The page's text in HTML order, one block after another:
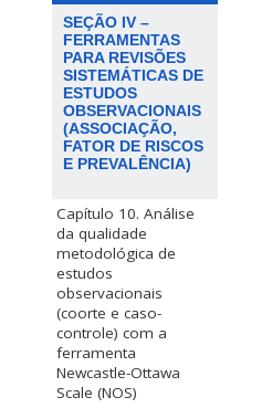
SEÇÃO IV –
FERRAMENTAS
PARA REVISÕES
SISTEMÁTICAS DE
ESTUDOS
OBSERVACIONAIS
(ASSOCIAÇÃO,
FATOR DE RISCOS
E PREVALÊNCIA)
Capítulo 10. Análise
da qualidade
metodológica de
estudos
observacionais
(coorte e caso-
controle) com a
ferramenta
Newcastle-Ottawa
Scale (NOS)